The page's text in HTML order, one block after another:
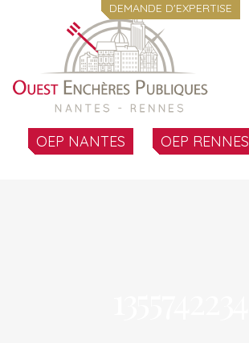
DEMANDE D'EXPERTISE
OEP NANTES OEP RENNES